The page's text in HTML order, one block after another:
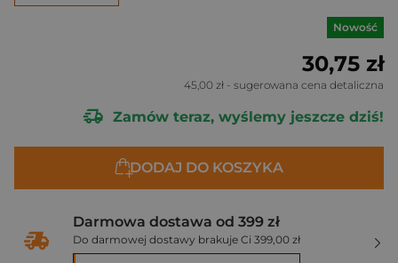
Nowość
30,75 zł
45,00 zł - sugerowana cena detaliczna
Zamów teraz, wyślemy jeszcze dziś!
DODAJ DO KOSZYKA
Darmowa dostawa od 399 zł
Do darmowej dostawy brakuje Ci 399,00 zł